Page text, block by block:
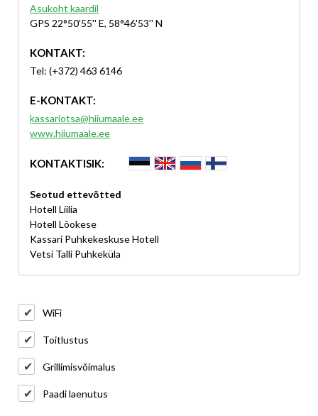
Asukoht kaardil
GPS 22°50'55'' E, 58°46'53'' N
KONTAKT:
Tel: (+372) 463 6146
E-KONTAKT:
kassariotsa@hiiumaale.ee
www.hiiumaale.ee
KONTAKTISIK:
Seotud ettevõtted
Hotell Liilia
Hotell Lõokese
Kassari Puhkekeskuse Hotell
Vetsi Talli Puhkeküla
WiFi
Toitlustus
Grillimisvõimalus
Paadi laenutus